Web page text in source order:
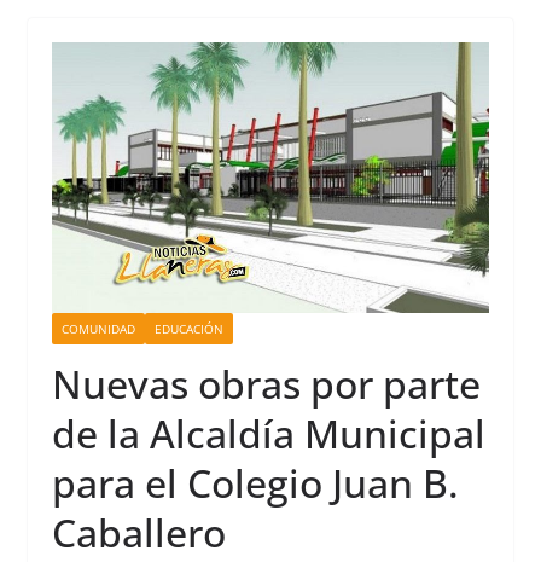
COMUNIDAD EDUCACIÓN
Nuevas obras por parte
de la Alcaldía Municipal
para el Colegio Juan B.
Caballero